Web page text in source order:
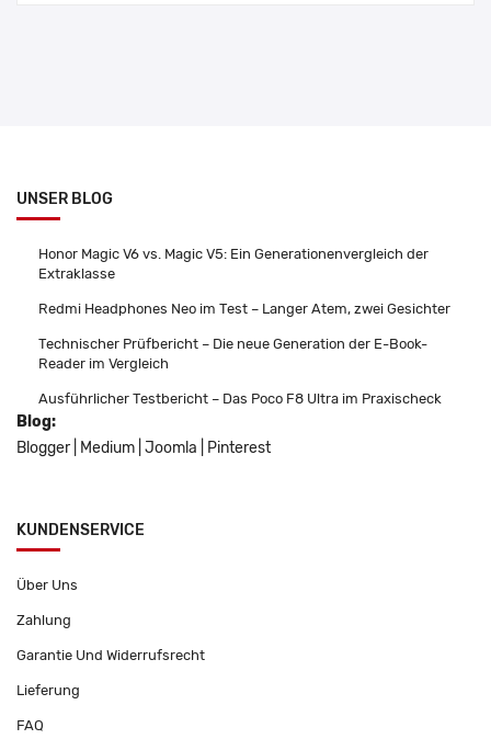
UNSER BLOG
Honor Magic V6 vs. Magic V5: Ein Generationenvergleich der
Extraklasse
Redmi Headphones Neo im Test – Langer Atem, zwei Gesichter
Technischer Prüfbericht – Die neue Generation der E-Book-
Reader im Vergleich
Ausführlicher Testbericht – Das Poco F8 Ultra im Praxischeck
Blog:
Blogger
Medium Joomla Pinterest
KUNDENSERVICE
Über Uns
Zahlung
Garantie Und Widerrufsrecht
Lieferung
FAQ